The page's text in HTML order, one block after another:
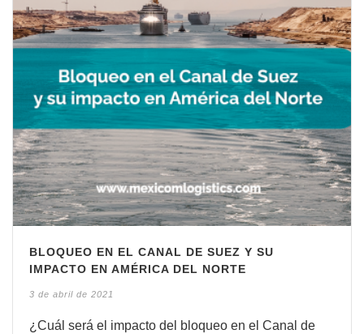
BLOQUEO EN EL CANAL DE SUEZ Y SU
IMPACTO EN AMÉRICA DEL NORTE
3 de abril de 2021
¿Cuál será el impacto del bloqueo en el Canal de